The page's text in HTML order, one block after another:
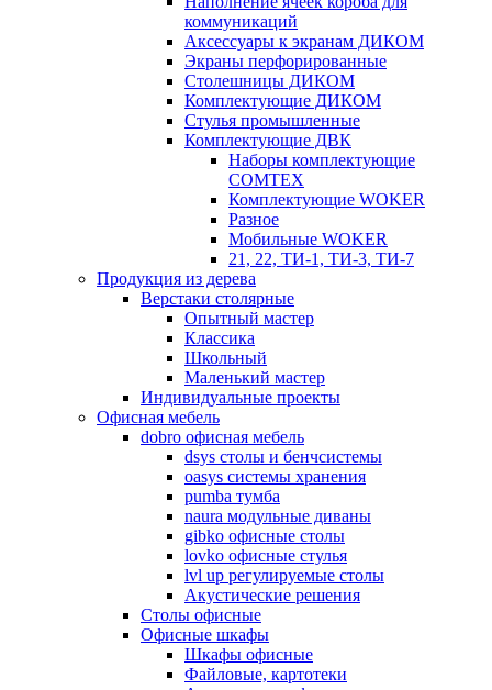
коммуникаций
Аксессуары к экранам ДИКОМ
Экраны перфорированные
Cтолешницы ДИКОМ
Комплектующие ДИКОМ
Стулья промышленные
Комплектующие ДВК
Наборы комплектующие
COMTEX
Комплектующие WOKER
Разное
Мобильные WOKER
21, 22, ТИ-1, ТИ-3, ТИ-7
Продукция из дерева
Верстаки столярные
Опытный мастер
Классика
Школьный
Маленький мастер
Индивидуальные проекты
Офисная мебель
dobro офисная мебель
dsys столы и бенчсистемы
oasys системы хранения
pumba тумба
naura модульные диваны
gibko офисные столы
lovko офисные стулья
lvl up регулируемые столы
Акустические решения
Столы офисные
Офисные шкафы
Шкафы офисные
Файловые, картотеки